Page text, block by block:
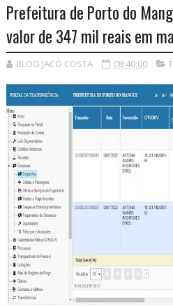
Prefeitura de Porto do
valor de 347 mil reais em
BLOG JACÓ COSTA 08:40:00